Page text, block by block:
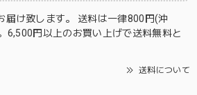
届け致します。 送料は一律800円(沖
6,500円以上のお買い上げで送料無料と
送料について